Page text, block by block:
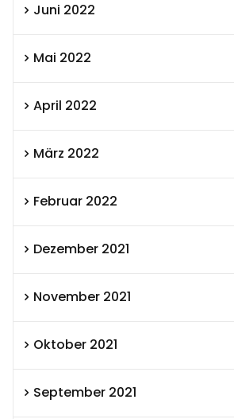
Juni 2022
Mai 2022
April 2022
März 2022
Februar 2022
Dezember 2021
November 2021
Oktober 2021
September 2021